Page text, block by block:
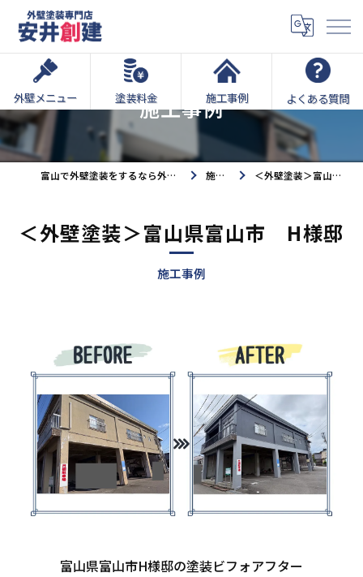
外壁メニュー 塗装料金 施工事例 よくある質問
施工事例
富山で外壁塗装をするなら外壁塗装専門店安井創建へ 施工事例 ＜外壁塗装＞富山県富山市 H様邸
施工事例
＜外壁塗装＞富山県富山市 H様邸
富山県富山市H様邸の塗装ビフォアフター